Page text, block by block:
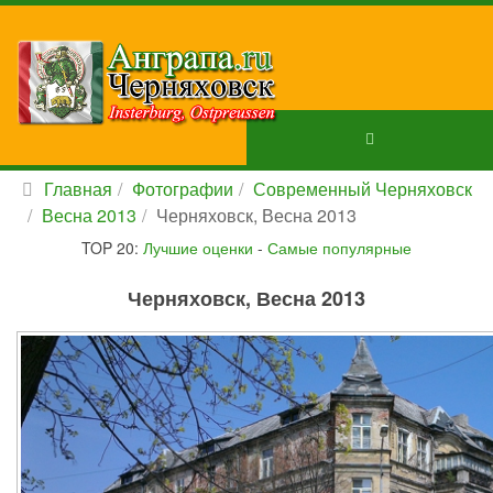
Главная Фотографии
Современный Черняховск
Весна 2013
Черняховск, Весна 2013
TOP 20: Лучшие оценки - Самые популярные
Черняховск, Весна 2013